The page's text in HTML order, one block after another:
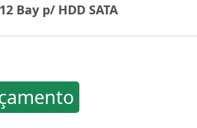
Bay p/ HDD SATA